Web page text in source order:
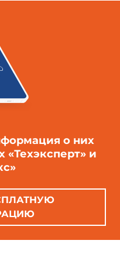
о них
«Техэксперт» и